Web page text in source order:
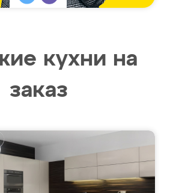
кухни на
заказ